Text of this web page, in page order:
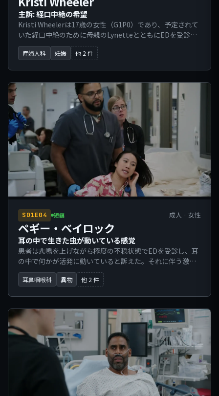
主訴: 経口中絶の希望
Kristi Wheelerは17歳の女性（G1P0）であり、予定されて
いた経口中絶のために母親のLynetteとともにEDを受診し
た。当初は06:30にAbbot医師の予約を取っていたが、寝坊
したため数時間遅れて到着した。患者の最終月経（LMP）
産婦人科 妊娠 他 2 件
S01E04 短編 成人 · 女性
ペギー・ベイロック
耳の中で生きた虫が動いている感覚
患者は悲鳴を上げながら極度の不穏状態でEDを受診し、耳
の中で何かが活発に動いていると訴えた。それに伴う激し
い不快感とパニックのため、安静を保つことが不可能な状
態であった。
耳鼻咽喉科 異物 他 2 件